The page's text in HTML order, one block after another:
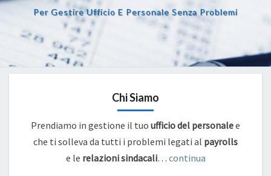
Per Gestire Ufficio E Personale Senza Problemi
Chi Siamo
Prendiamo in gestione il tuo ufficio del personalee
che ti solleva da tutti i problemi legati al payrolls
e le relazioni sindacali… continua